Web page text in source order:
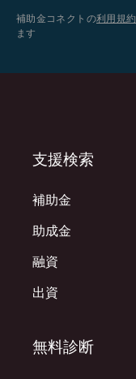
補助金コネクトの利用規約
ます
支援検索
補助金
助成金
融資
出資
無料診断